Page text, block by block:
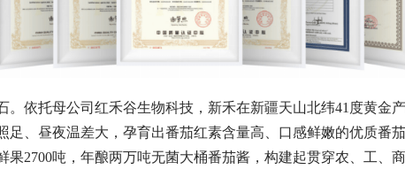
依托母公司红禾谷生物科技，新禾在新疆天山北纬41度黄金
足、昼夜温差大，孕育出番茄红素含量高、口感鲜嫩的优质番
果2700吨，年酿两万吨无菌大桶番茄酱，构建起贯穿农、工、